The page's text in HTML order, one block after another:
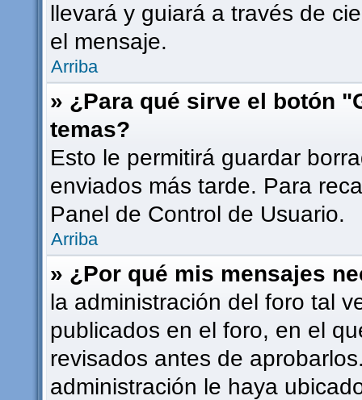
llevará y guiará a través de
el mensaje.
Arriba
» ¿Para qué sirve el botón
temas?
Esto le permitirá guardar
enviados más tarde. Para
Panel de Control de Usuario.
Arriba
» ¿Por qué mis mensajes
la administración del foro tal
publicados en el foro, en el
revisados antes de
administración le haya